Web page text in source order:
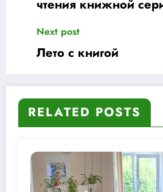
чтения книжной
Next post
Лето с книгой
RELATED POSTS